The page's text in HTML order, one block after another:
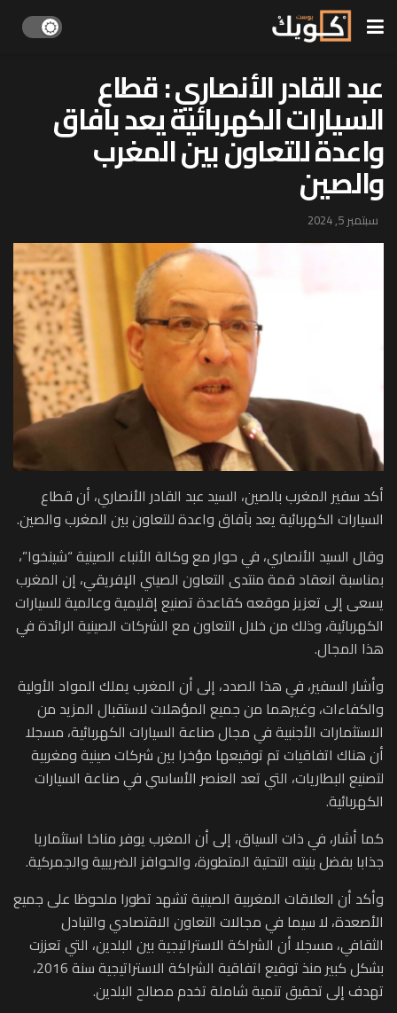
عبد القادر الأنصاري : قطاع
السيارات الكهربائية يعد بآفاق
واعدة للتعاون بين المغرب
والصين
سبتمبر 5, 2024
أكد سفير المغرب بالصين، السيد عبد القادر الأنصاري، أن قطاع
السيارات الكهربائية يعد بآفاق واعدة للتعاون بين المغرب والصين.
وقال السيد الأنصاري، في حوار مع وكالة الأنباء الصينية “شينخوا”،
بمناسبة انعقاد قمة منتدى التعاون الصيني الإفريقي، إن المغرب
يسعى إلى تعزيز موقعه كقاعدة تصنيع إقليمية وعالمية للسيارات
الكهربائية، وذلك من خلال التعاون مع الشركات الصينية الرائدة في
هذا المجال.
وأشار السفير، في هذا الصدد، إلى أن المغرب يملك المواد الأولية
والكفاءات، وغيرهما من جميع المؤهلات لاستقبال المزيد من
الاستثمارات الأجنبية في مجال صناعة السيارات الكهربائية، مسجلا
أن هناك اتفاقيات تم توقيعها مؤخرا بين شركات صينية ومغربية
لتصنيع البطاريات، التي تعد العنصر الأساسي في صناعة السيارات
الكهربائية.
كما أشار، في ذات السياق، إلى أن المغرب يوفر مناخا استثماريا
جذابا بفضل بنيته التحتية المتطورة، والحوافز الضريبية والجمركية.
وأكد أن العلاقات المغربية الصينية تشهد تطورا ملحوظا على جميع
الأصعدة، لا سيما في مجالات التعاون الاقتصادي والتبادل
الثقافي، مسجلا أن الشراكة الاستراتيجية بين البلدين، التي تعززت
بشكل كبير منذ توقيع اتفاقية الشراكة الاستراتيجية سنة 2016،
تهدف إلى تحقيق تنمية شاملة تخدم مصالح البلدين.